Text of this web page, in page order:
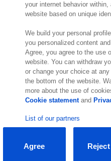
© Exact 2026
your internet behavior
website based on unique
We build your personal
you personalized content
Agree, you agree to the use
website. You can withdraw
or change your choice at
the bottom of the website.
more about the use of
Cookie statementand
List of our partners
Agree